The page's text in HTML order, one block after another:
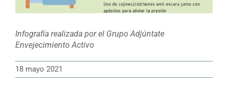
Infografía realizada por el Grupo Adjúntate
Envejecimiento Activo
18 mayo 2021